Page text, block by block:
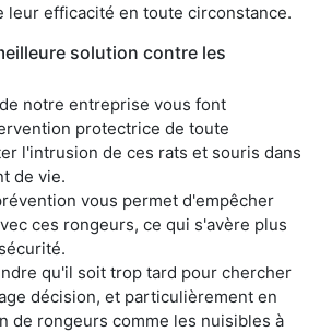
leur efficacité en toute circonstance.
solution contre les
notre entreprise vous font
protectrice de toute
l'intrusion de ces rats et souris dans
de vie.
vous permet d'empêcher
ces rongeurs, ce qui s'avère plus
qu'il soit trop tard pour chercher
décision, et particulièrement en
de rongeurs comme les nuisibles à